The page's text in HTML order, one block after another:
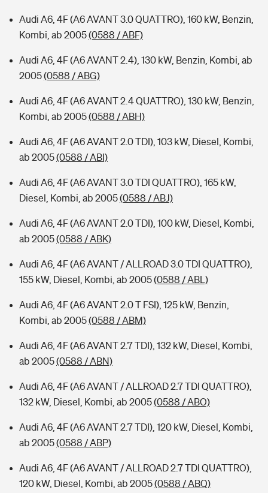
Audi A6, 4F (A6 AVANT 3.0 QUATTRO), 160 kW, Benzin,
Kombi, ab 2005(0588 / ABF)
Audi A6, 4F (A6 AVANT 2.4), 130 kW, Benzin, Kombi, ab
2005(0588 / ABG)
Audi A6, 4F (A6 AVANT 2.4 QUATTRO), 130 kW, Benzin,
Kombi, ab 2005(0588 / ABH)
Audi A6, 4F (A6 AVANT 2.0 TDI), 103 kW, Diesel, Kombi,
ab 2005(0588 / ABI)
Audi A6, 4F (A6 AVANT 3.0 TDI QUATTRO), 165 kW,
Diesel, Kombi, ab 2005(0588 / ABJ)
Audi A6, 4F (A6 AVANT 2.0 TDI), 100 kW, Diesel, Kombi,
ab 2005(0588 / ABK)
Audi A6, 4F (A6 AVANT / ALLROAD 3.0 TDI QUATTRO),
155 kW, Diesel, Kombi, ab 2005(0588 / ABL)
Audi A6, 4F (A6 AVANT 2.0 T FSI), 125 kW, Benzin,
Kombi, ab 2005(0588 / ABM)
Audi A6, 4F (A6 AVANT 2.7 TDI), 132 kW, Diesel, Kombi,
ab 2005(0588 / ABN)
Audi A6, 4F (A6 AVANT / ALLROAD 2.7 TDI QUATTRO),
132 kW, Diesel, Kombi, ab 2005(0588 / ABO)
Audi A6, 4F (A6 AVANT 2.7 TDI), 120 kW, Diesel, Kombi,
ab 2005(0588 / ABP)
Audi A6, 4F (A6 AVANT / ALLROAD 2.7 TDI QUATTRO),
120 kW, Diesel, Kombi, ab 2005(0588 / ABQ)